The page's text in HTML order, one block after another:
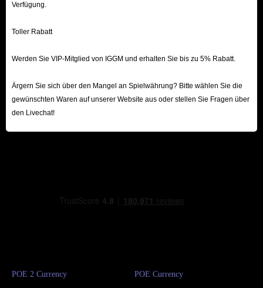
Verfügung.
Toller Rabatt
Werden Sie VIP-Mitglied von IGGM und erhalten Sie bis zu 5% Rabatt.
Ärgern Sie sich über den Mangel an Spielwährung? Bitte wählen Sie die
gewünschten Waren auf unserer Website aus oder stellen Sie Fragen über
den Livechat!
POE 2 Currency POE Currency